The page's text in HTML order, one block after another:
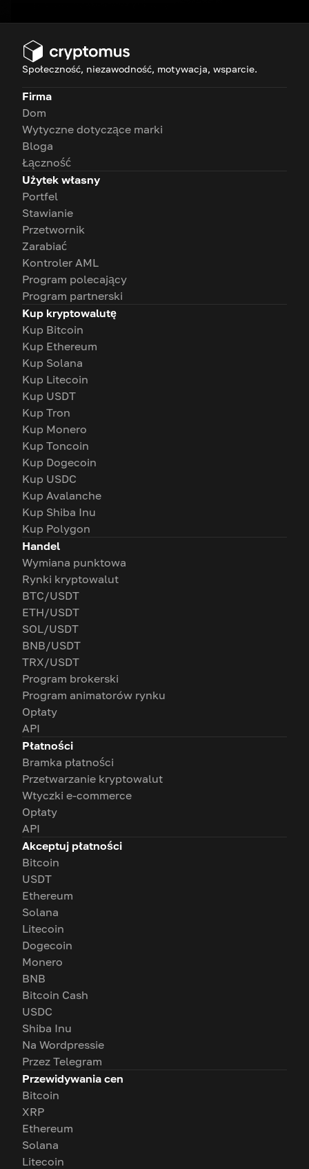
Społeczność, niezawodność, motywacja, wsparcie.
Firma
Dom
Wytyczne dotyczące marki
Bloga
Łączność
Użytek własny
Portfel
Stawianie
Przetwornik
Zarabiać
Kontroler AML
Program polecający
Program partnerski
Kup kryptowalutę
Kup Bitcoin
Kup Ethereum
Kup Solana
Kup Litecoin
Kup USDT
Kup Tron
Kup Monero
Kup Toncoin
Kup Dogecoin
Kup USDC
Kup Avalanche
Kup Shiba Inu
Kup Polygon
Handel
Wymiana punktowa
Rynki kryptowalut
BTC/USDT
ETH/USDT
SOL/USDT
BNB/USDT
TRX/USDT
Program brokerski
Program animatorów rynku
Opłaty
API
Płatności
Bramka płatności
Przetwarzanie kryptowalut
Wtyczki e-commerce
Opłaty
API
Akceptuj płatności
Bitcoin
USDT
Ethereum
Solana
Litecoin
Dogecoin
Monero
BNB
Bitcoin Cash
USDC
Shiba Inu
Na Wordpressie
Przez Telegram
Przewidywania cen
Bitcoin
XRP
Ethereum
Solana
Litecoin